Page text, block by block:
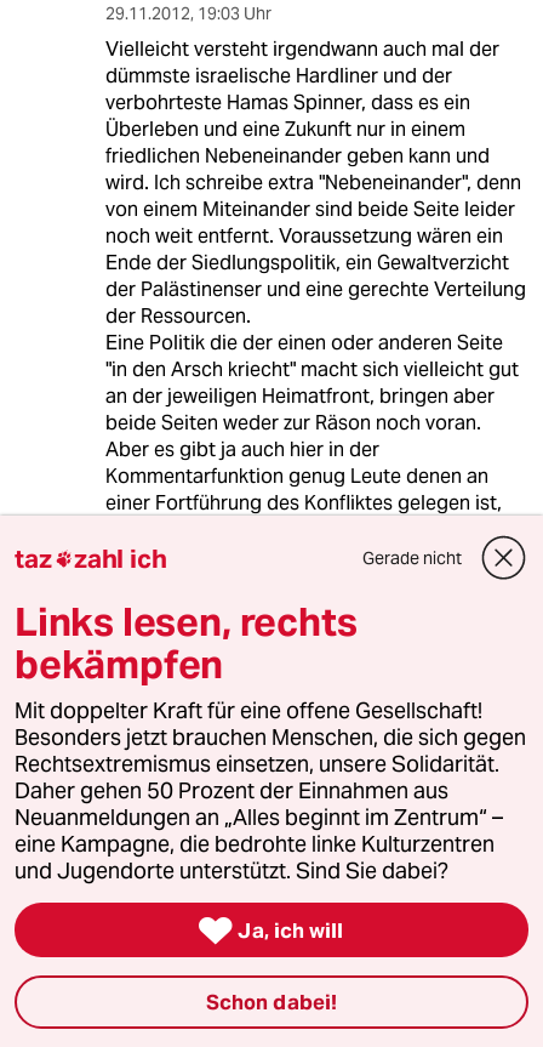
29.11.2012, 19:03 Uhr
Vielleicht versteht irgendwann auch mal der
dümmste israelische Hardliner und der
verbohrteste Hamas Spinner, dass es ein
Überleben und eine Zukunft nur in einem
friedlichen Nebeneinander geben kann und
wird. Ich schreibe extra "Nebeneinander", denn
von einem Miteinander sind beide Seite leider
noch weit entfernt. Voraussetzung wären ein
Ende der Siedlungspolitik, ein Gewaltverzicht
der Palästinenser und eine gerechte Verteilung
der Ressourcen.
Eine Politik die der einen oder anderen Seite
"in den Arsch kriecht" macht sich vielleicht gut
an der jeweiligen Heimatfront, bringen aber
beide Seiten weder zur Räson noch voran.
Aber es gibt ja auch hier in der
Kommentarfunktion genug Leute denen an
einer Fortführung des Konfliktes gelegen ist,
solange die eigenen politischen Scheuklappen
bedient werden.
Es könnte so einfach sein: International
Anerkennung Palästinas in den Grenzen von
1967, Rückgabe der entsprechenden Gebiete,
Gewaltverzicht beider Seiten, gerechte
Verteilung von Ressourcen,
Sicherheitsgarantien der USA, Europas und
der arabischen Welt für Israel und Palästina,
Auflegen eines "Marshall Plans" für die Region.
Das wäre doch mal ein Projekt, mit dem sich
Merkel den Friedensnobelpreis verdienen
könnte! :-)
29.11.2012,19:02 Uhr
taz zahl ich Gerade nicht
Links lesen, rechts
bekämpfen
Mit doppelter Kraft für eine offene Gesellschaft!
Besonders jetzt brauchen Menschen, die sich gegen
Rechtsextremismus einsetzen, unsere Solidarität.
Daher gehen 50 Prozent der Einnahmen aus
Neuanmeldungen an „Alles beginnt im Zentrum“ –
eine Kampagne, die bedrohte linke Kulturzentren
und Jugendorte unterstützt. Sind Sie dabei?
 Ja, ich will
Schon dabei!